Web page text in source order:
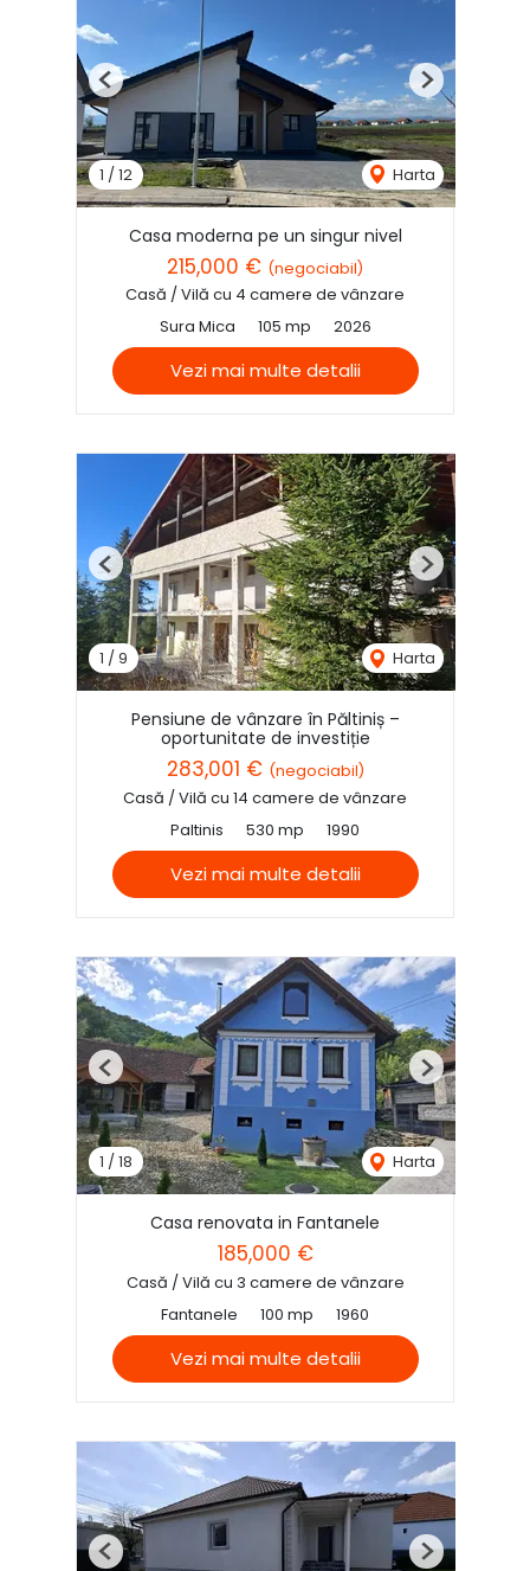
1 /12 Harta
Previous Next
Casa moderna pe un singur nivel
215,000 € (negociabil)
Casă / Vilă cu 4 camere de vânzare
Sura Mica
105 mp 2026
Vezi mai multe detalii
1 / 9 Harta
Previous Next
Pensiune de vânzare în Păltiniș –
oportunitate de investiție
283,001 € (negociabil)
Casă / Vilă cu 14 camere de vânzare
Paltinis
530 mp 1990
Vezi mai multe detalii
1 / 18 Harta
Previous Next
Casa renovata in Fantanele
185,000 €
Casă / Vilă cu 3 camere de vânzare
Fantanele
100 mp 1960
Vezi mai multe detalii
Previous Next